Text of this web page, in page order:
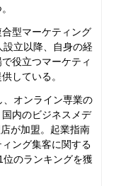
型マーケティング
立以降、自身の経
役立つマーケティ
している。
オンライン専業の
内のビジネスメデ
が加盟。起業指南
ング集客に関する
のランキングを獲